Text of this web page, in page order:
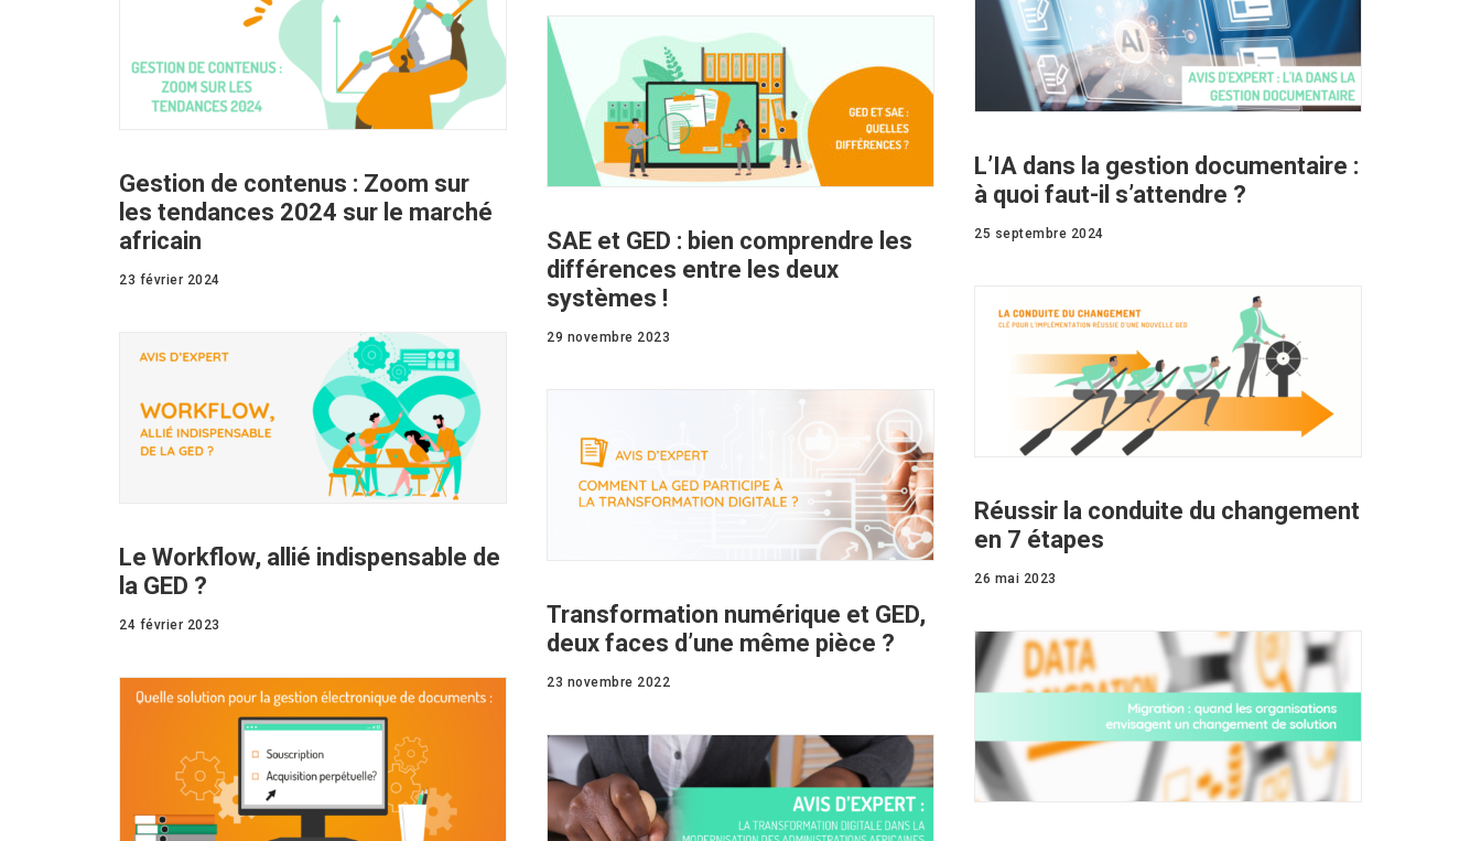
L’IA dans la gestion documentaire :
à quoi faut-il s’attendre ?
25 septembre 2024
Gestion de contenus : Zoom sur
les tendances 2024 sur le marché
africain
23 février 2024
SAE et GED : bien comprendre les
différences entre les deux
systèmes !
29 novembre 2023
Réussir la conduite du changement
en 7 étapes
26 mai 2023
Le Workflow, allié indispensable de
la GED ?
24 février 2023
Transformation numérique et GED,
deux faces d’une même pièce ?
23 novembre 2022